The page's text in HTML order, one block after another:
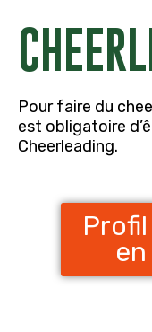
Pour faire du
est obligatoire
Cheerleading.